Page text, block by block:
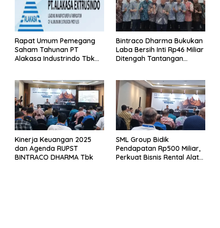
Rapat Umum Pemegang
Saham Tahunan PT
Alakasa Industrindo Tbk
Bintraco Dharma Bukukan
Laba Bersih Inti Rp46 Miliar
Ditengah Tantangan
Kinerja Keuangan 2025
dan Agenda RUPST
BINTRACO DHARMA Tbk
SML Group Bidik
Pendapatan Rp500 Miliar,
Perkuat Bisnis Rental Alat